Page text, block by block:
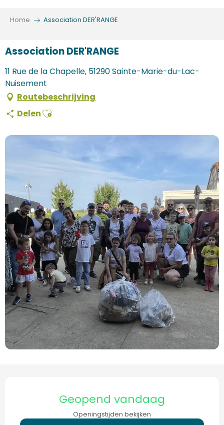
Home Association DER'RANGE
Association DER'RANGE
11 Rue de la Chapelle, 51290 Sainte-Marie-du-Lac-
Nuisement
Routebeschrijving
DelenAjouter aux favoris
Geopend vandaag
Openingstijden bekijken